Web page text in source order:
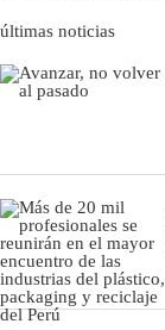
últimas noticias